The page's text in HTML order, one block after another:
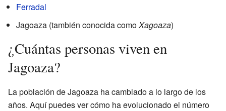
Ferradal
Jagoaza (también conocida comoXagoaza)
¿Cuántas personas viven en
Jagoaza?
La población de Jagoaza ha cambiado a lo largo de los
años. Aquí puedes ver cómo ha evolucionado el número